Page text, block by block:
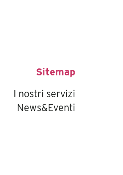
Sitemap
I nostri servizi
News&Eventi